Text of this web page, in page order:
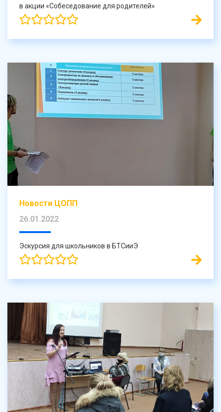
в акции «Собеседование для родителей»
Новости ЦОПП
26.01.2022
Эскурсия для школьников в БТСииЭ